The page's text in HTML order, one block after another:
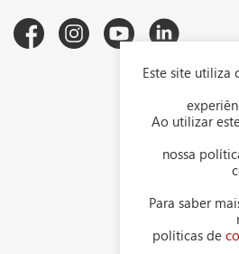
Downloads
Política de
Política de
Contato
Este site utiliza
Ao utilizar
nossa
Para saber
políticas de